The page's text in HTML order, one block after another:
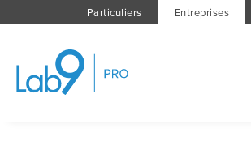
Particuliers Entreprises